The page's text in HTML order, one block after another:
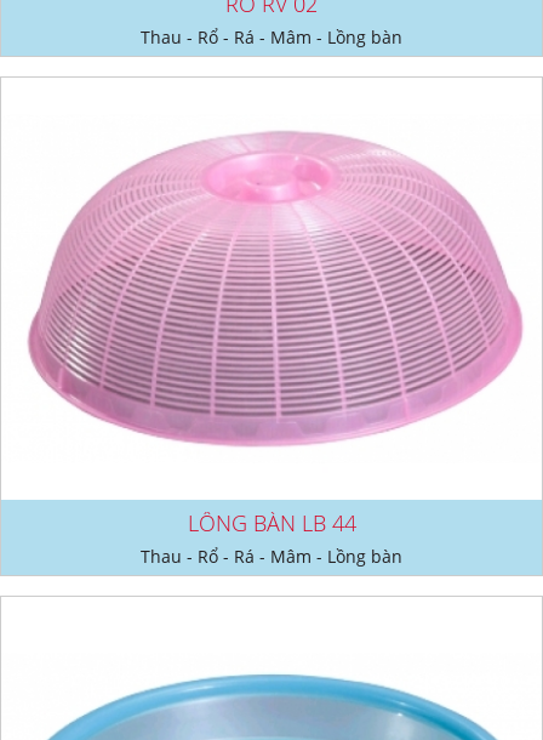
Thau - Rổ - Rá - Mâm - Lồng bàn
LỒNG BÀN LB 44
Thau - Rổ - Rá - Mâm - Lồng bàn